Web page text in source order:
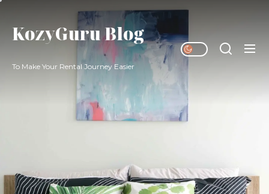
theKozyGuru Blog
To Make Your Rental Journey Easier